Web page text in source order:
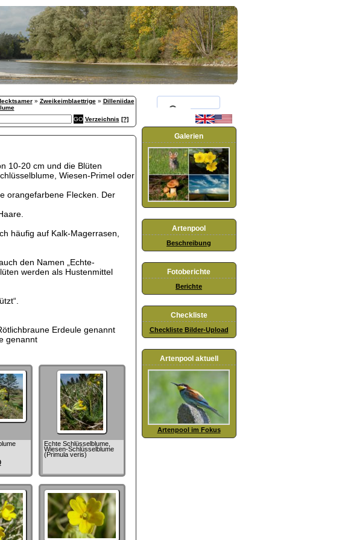
» Zweikeimblaettrige» Dilleniidae
Verzeichnis [?]
10-20 cm und die Blüten
Wiesen-Primel oder
orangefarbene Flecken. Der
häufig auf Kalk-Magerrasen,
den Namen „Echte-
werden als Hustenmittel
Erdeule genannt
genannt
Echte Schlüsselblume,
Wiesen-Schlüsselblume
(Primula veris)
Galerien
Artenpool
Beschreibung
Fotoberichte
Berichte
Checkliste
Checkliste Bilder-Upload
Artenpool aktuell
Artenpool im Fokus